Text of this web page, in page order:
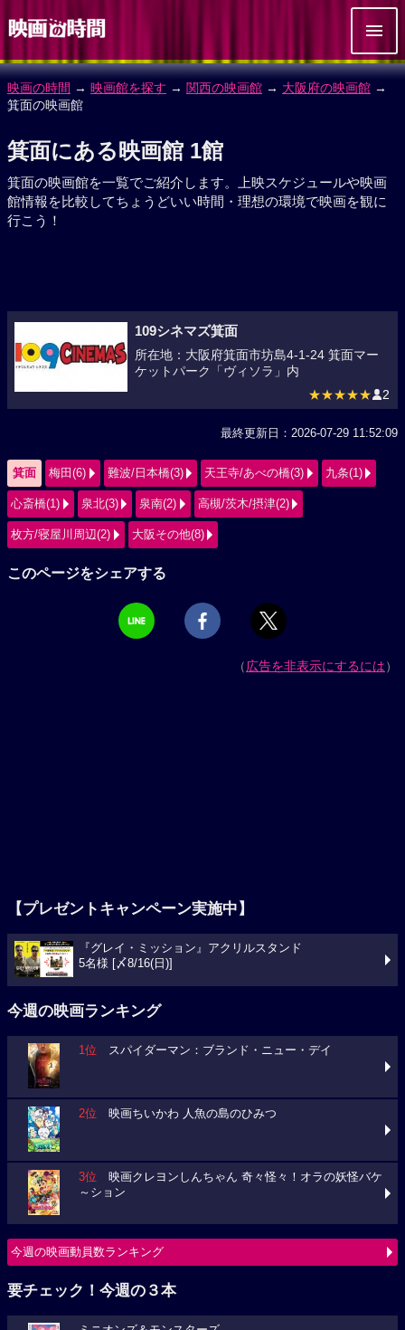
映画の時間 → 映画館を探す → 関西の映画館 → 大阪府の映画館 →
箕面の映画館
箕面にある映画館 1館
箕面の映画館を一覧でご紹介します。上映スケジュールや映画
館情報を比較してちょうどいい時間・理想の環境で映画を観に
行こう！
109シネマズ箕面
所在地：大阪府箕面市坊島4-1-24 箕面マー
ケットパーク「ヴィソラ」内
★★★★★ 2
最終更新日：2026-07-29 11:52:09
箕面 梅田(6) 難波/日本橋(3) 天王寺/あべの橋(3) 九条(1)
心斎橋(1) 泉北(3) 泉南(2) 高槻/茨木/摂津(2)
枚方/寝屋川周辺(2) 大阪その他(8)
このページをシェアする
（広告を非表示にするには）
【プレゼントキャンペーン実施中】
『グレイ・ミッション』アクリルスタンド
5名様 [〆8/16(日)]
今週の映画ランキング
1位 スパイダーマン：ブランド・ニュー・デイ
2位 映画ちいかわ 人魚の島のひみつ
3位 映画クレヨンしんちゃん 奇々怪々！オラの妖怪バケ
～ション
今週の映画動員数ランキング
要チェック！今週の３本